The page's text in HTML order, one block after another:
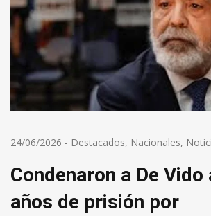
24/06/2026 - Destacados, Nacionales,
Condenaron a De Vido
años de prisión por